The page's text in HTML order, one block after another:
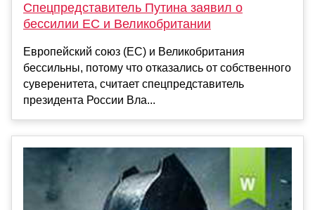
Спецпредставитель Путина заявил о
бессилии ЕС и Великобритании
Европейский союз (ЕС) и Великобритания
бессильны, потому что отказались от собственного
суверенитета, считает спецпредставитель
президента России Вла...